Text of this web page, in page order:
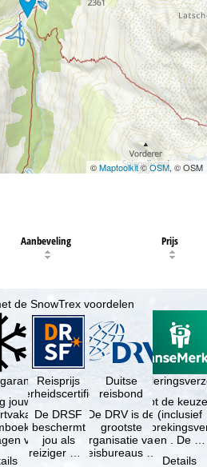
©Maptoolkit©OSM, © OSM
Aanbeveling Prijs
de SnowTrex voordelen
jouw
voor
Reisprijs
zekerheidscertificaat
De DRSF
beschermt
jou als
reiziger met
Duitse
reisbond
De DRV is de
grootste
organisatie van
reisbureaus en
Je hebt de
(inclusief
en . De …
Details